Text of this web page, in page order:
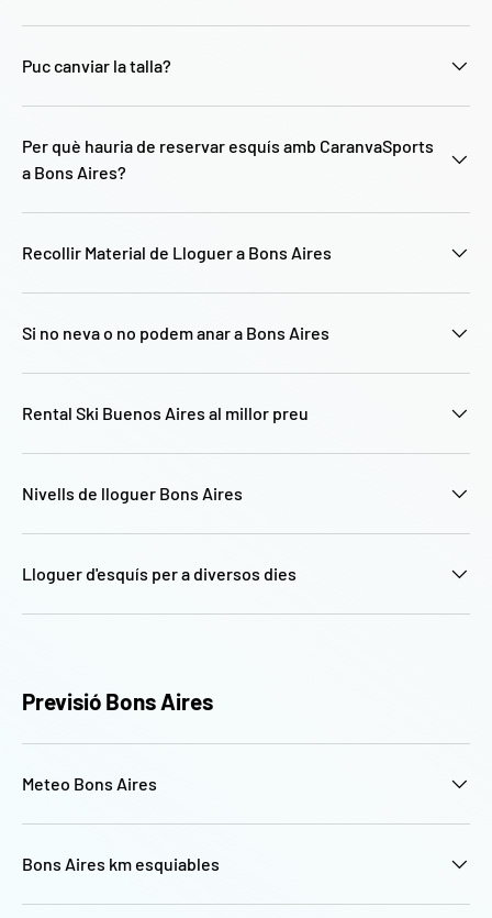
Puc canviar la talla?
Per què hauria de reservar esquís amb CaranvaSports
a Bons Aires?
Recollir Material de Lloguer a Bons Aires
Si no neva o no podem anar a Bons Aires
Rental Ski Buenos Aires al millor preu
Nivells de lloguer Bons Aires
Lloguer d'esquís per a diversos dies
Previsió Bons Aires
Meteo Bons Aires
Bons Aires km esquiables